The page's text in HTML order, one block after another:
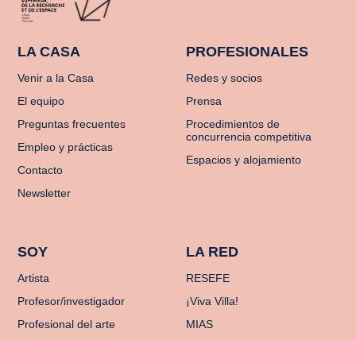
LA CASA
Venir a la Casa
El equipo
Preguntas frecuentes
Empleo y prácticas
Contacto
Newsletter
PROFESIONALES
Redes y socios
Prensa
Procedimientos de
concurrencia competitiva
Espacios y alojamiento
SOY
Artista
Profesor/investigador
Profesional del arte
LA RED
RESEFE
¡Viva Villa!
MIAS